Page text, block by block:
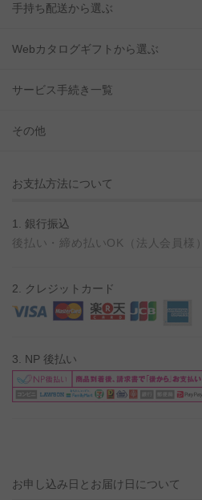
手持ち配送から選ぶ
Webカタログギフトから選ぶ
サービス手続き一覧
その他
お支払方法について
1. 銀行振込
後払い・締め払いOK（法人会員様）
2. クレジットカード
3. NP 後払い
お申し込み日とお届け日について